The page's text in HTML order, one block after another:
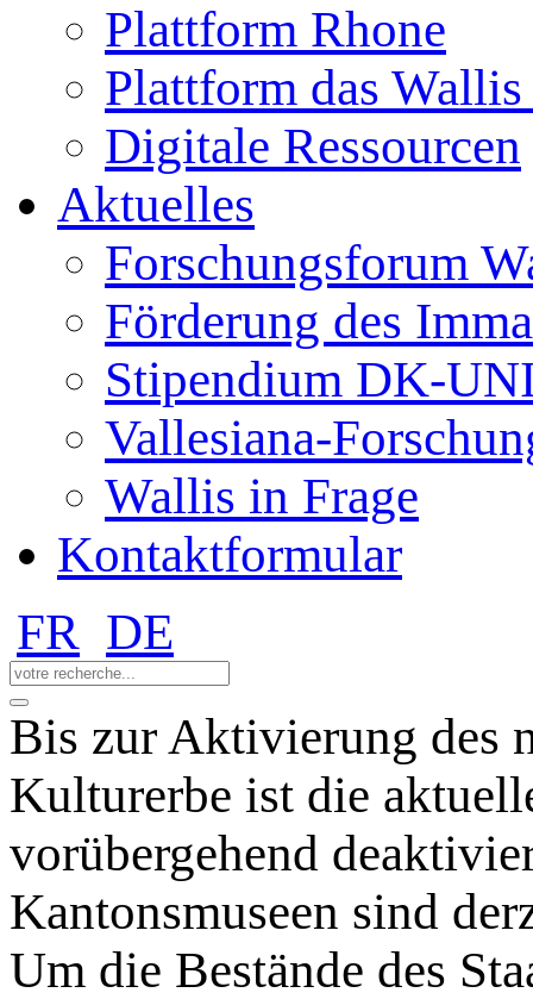
Plattform Rhone
Plattform das Wallis
Digitale Ressourcen
Aktuelles
Forschungsforum
Förderung des
Stipendium DK-
Vallesiana-
Wallis in Frage
Kontaktformular
FR DE
Bis zur Aktivierung des
Kulturerbe ist die
vorübergehend
Kantonsmuseen sind
Um die Bestände des